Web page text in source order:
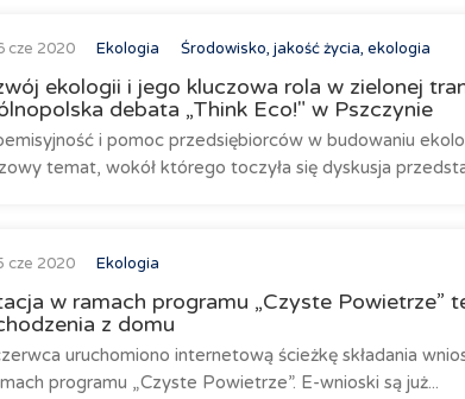
cze 2020 Ekologia Środowisko, jakość życia, ekologia
ekologii i jego kluczowa rola w zielonej
debata „Think Eco!" w Pszczynie
i pomoc przedsiębiorców w budowaniu
temat, wokół którego toczyła się dyskusja
cze 2020 Ekologia
w ramach programu „Czyste Powietrze”
z domu
uruchomiono internetową ścieżkę składania
programu „Czyste Powietrze”. E-wnioski są już...